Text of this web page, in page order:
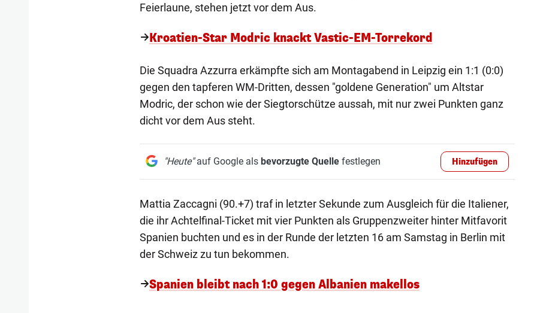
Feierlaune, stehen jetzt vor dem Aus.
Kroatien-Star Modric knackt Vastic-EM-Torrekord
Die Squadra Azzurra erkämpfte sich am Montagabend in Leipzig ein 1:1 (0:0)
gegen den tapferen WM-Dritten, dessen "goldene Generation" um Altstar
Modric, der schon wie der Siegtorschütze aussah, mit nur zwei Punkten ganz
dicht vor dem Aus steht.
"Heute"auf Google als bevorzugte Quellefestlegen Hinzufügen
Mattia Zaccagni (90.+7) traf in letzter Sekunde zum Ausgleich für die Italiener,
die ihr Achtelfinal-Ticket mit vier Punkten als Gruppenzweiter hinter Mitfavorit
Spanien buchten und es in der Runde der letzten 16 am Samstag in Berlin mit
der Schweiz zu tun bekommen.
Spanien bleibt nach 1:0 gegen Albanien makellos